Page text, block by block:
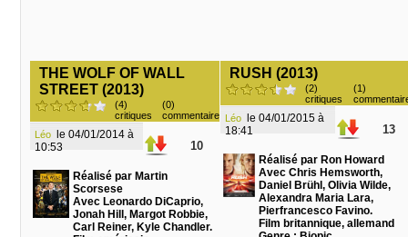
THE WOLF OF WALL
STREET (2013)
(4)
critiques
(0)
commentaire
Léo
10:53
10
Réalisé par Martin
Scorsese
Avec Leonardo DiCaprio,
Jonah Hill, Margot Robbie,
Carl Reiner, Kyle Chandler.
RUSH (2013)
(2)
critiques
(1)
Léo
18:41
13
Réalisé par Ron Howard
Avec Chris Hemsworth,
Daniel Brühl, Olivia Wilde,
Alexandra Maria Lara,
Pierfrancesco Favino.
Film britannique, allemand